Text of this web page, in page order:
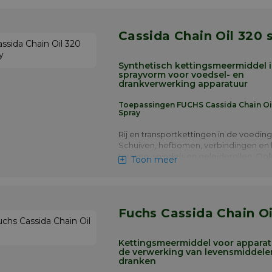
CASSIDA CHAIN OIL 1500 zijn
hoogwaardige, slijtvaste kettingoliën
worden gebruikt in de
drankenverwerkende en
Ze zijn gebaseerd op een zorgvuldige
additieven die zijn gekozen omdat ze
en drankenindustrie.
Meer info
Cassida Chain Oil 320
Synthetisch kettingsmeermiddel
sprayvorm voor voedsel- en
drankverwerking apparatuur
Toepassingen FUCHS Cassida Chain
Spray
Rij en transportkettingen in de
Schuiven, hefbomen, verbindingen en
touwen, spindels en geleiderollen.
voor gebruik in apparatuur voor de
Toon meer
Fuchs Cassida Chain
Kettingsmeermiddel voor
de verwerking van
dranken